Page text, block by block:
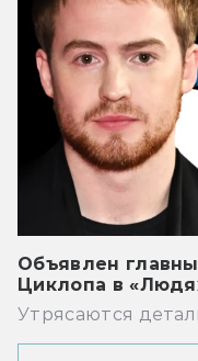
Объявлен
Циклопа в
Утрясаются